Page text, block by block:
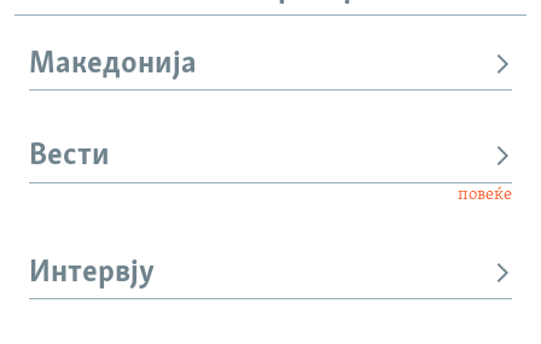
Македонија
Вести
повеќе
Интервју